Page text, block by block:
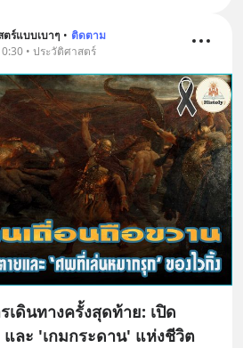
ร์แบบเบาๆ • ติดตาม
• ประวัติศาสตร์
ดินทางครั้งสุดท้าย: เปิด
และ 'เกมกระดาน' แห่งชีวิต